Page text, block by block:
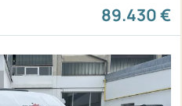
89.430 €